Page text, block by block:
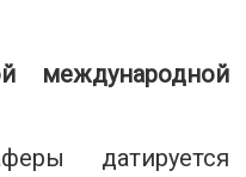
международной
датируется